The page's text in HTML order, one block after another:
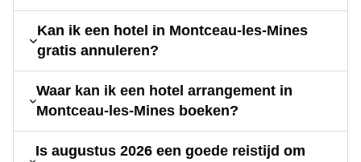
Kan ik een hotel in Montceau-les-Mines
gratis annuleren?
Waar kan ik een hotel arrangement in
Montceau-les-Mines boeken?
Is augustus 2026 een goede reistijd om